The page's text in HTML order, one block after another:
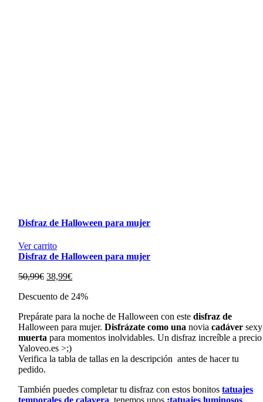
Disfraz de Halloween para mujer
Ver carrito
Disfraz de Halloween para mujer
50,99€ El
original
50,99€.
38,99€El
actual
38,99€.
Descuento de 24%
Prepárate para la noche de Halloween con este disfraz de
Halloween para mujer. Disfrázate como una novia cadáver sexy
muerta para momentos inolvidables. Un disfraz increíble a precio
Yaloveo.es >;)
Verifica la tabla de tallas en la descripción antes de hacer tu
pedido.
También puedes completar tu disfraz con estos bonitostatuajes
temporales de calavera , tenemos unos ¡tatuajes luminosos